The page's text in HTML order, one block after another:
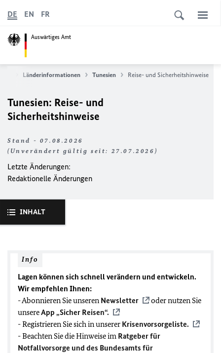
Auswärtiges Amt
DE EN FR
Länderinformationen Tunesien Reise- und Sicherheitshinweise
Tunesien: Reise- und
Sicherheitshinweise
Stand - 07.08.2026
(Unverändert gültig seit: 27.07.2026)
Letzte Änderungen:
Redaktionelle Änderungen
INHALT
Info
Lagen können sich schnell verändern und entwickeln.
Wir empfehlen Ihnen:
- Abonnieren Sie unseren Newsletter
oder nutzen Sie
unsereApp „Sicher Reisen“.
- Registrieren Sie sich in unserer Krisenvorsorgeliste.
- Beachten Sie die Hinweise im Ratgeber für
Notfallvorsorge und des Bundesamts für